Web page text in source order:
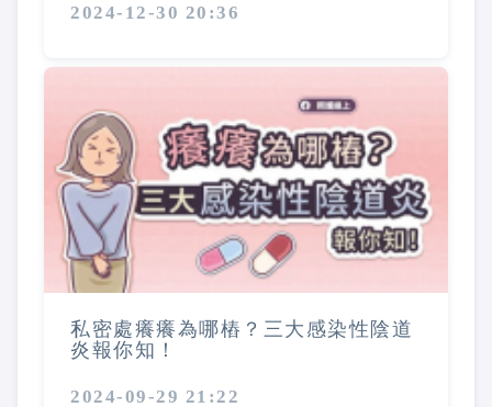
2024-12-30 20:36
私密處癢癢為哪樁？三大感染性陰道
炎報你知！
2024-09-29 21:22